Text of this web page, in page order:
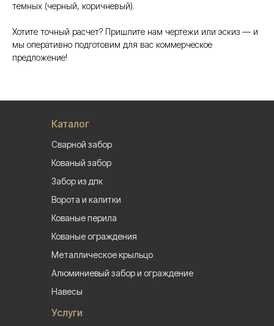
темных (черный, коричневый).
Хотите точный расчет? Пришлите нам чертежи или эскиз — и
мы оперативно подготовим для вас коммерческое
предложение!
Каталог
Сварной забор
Кованый забор
Забор из дпк
Ворота и калитки
Металлическое крыльцо
Навесы
Алюминиевый забор и ограждение
Кованые ограждения
Кованые перила
Услуги